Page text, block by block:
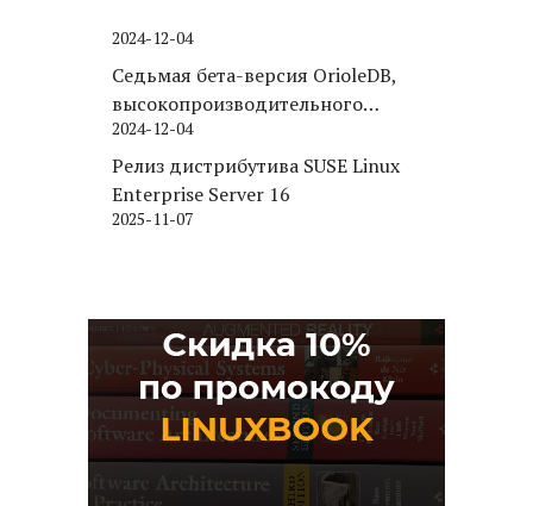
2024-12-04
Седьмая бета-версия OrioleDB,
высокопроизводительного
движка хранения для PostgreSQL
2024-12-04
Релиз дистрибутива SUSE Linux
Enterprise Server 16
2025-11-07